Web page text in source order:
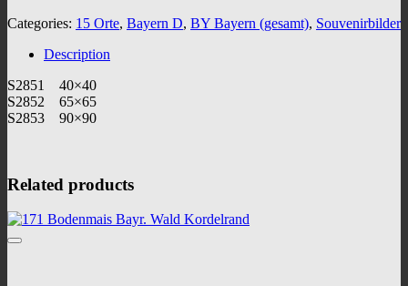
Categories: 15 Orte, Bayern D, BY Bayern (gesamt), Souvenirbilder
Description
S2851 40×40
S2852 65×65
S2853 90×90
Related products